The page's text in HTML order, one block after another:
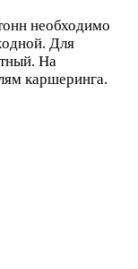
необходимо
Для
На
каршеринга.